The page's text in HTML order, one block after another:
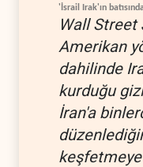
'İsrail Irak'ın
Wall Street
Amerikan
dahilinde
kurduğu
İran'a